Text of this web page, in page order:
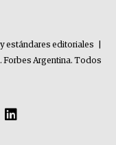
estándares editoriales
Argentina. Todos